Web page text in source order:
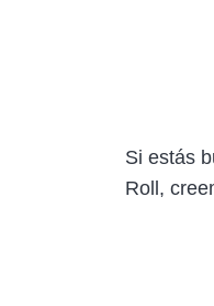
Si estás
Roll,